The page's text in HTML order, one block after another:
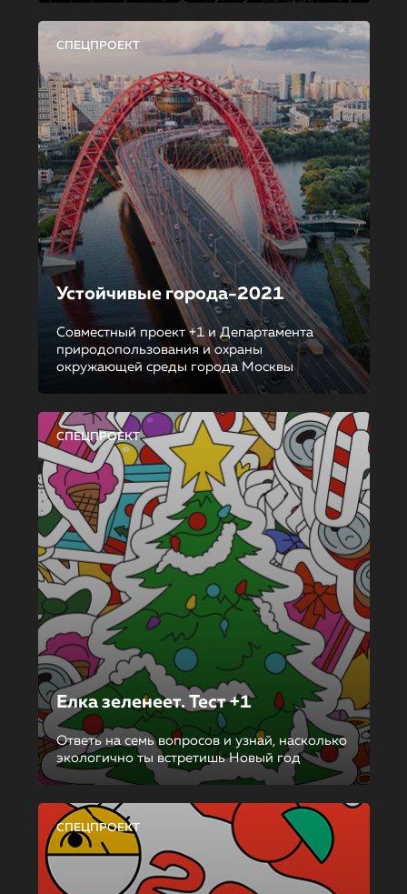
СПЕЦПРОЕКТ
Устойчивые города-2021
Совместный проект +1 и Департамента
природопользования и охраны
окружающей среды города Москвы
СПЕЦПРОЕКТ
Елка зеленеет. Тест +1
Ответь на семь вопросов и узнай, насколько
экологично ты встретишь Новый год
СПЕЦПРОЕКТ